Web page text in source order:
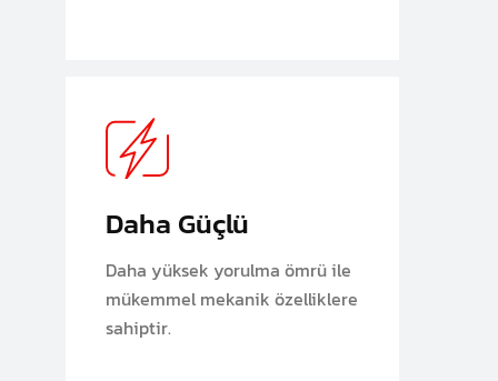
Daha Güçlü
Daha yüksek yorulma ömrü ile
mükemmel mekanik özelliklere
sahiptir.